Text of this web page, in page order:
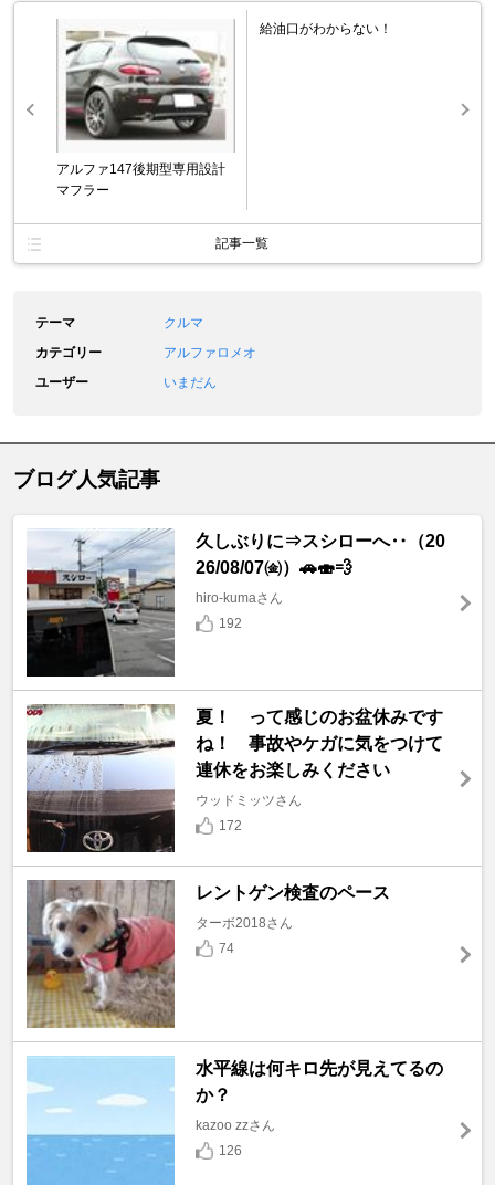
アルファ147後期型専用設計
マフラー
給油口がわからない！
記事一覧
テーマ
クルマ
カテゴリー
アルファロメオ
ユーザー
いまだん
ブログ人気記事
久しぶりに⇒スシローへ‥（20
26/08/07㈮）🚗🍣💨
hiro-kumaさん
192
夏！ って感じのお盆休みです
ね！ 事故やケガに気をつけて
連休をお楽しみください
ウッドミッツさん
172
レントゲン検査のペース
ターボ2018さん
74
水平線は何キロ先が見えてるの
か？
kazoo zzさん
126